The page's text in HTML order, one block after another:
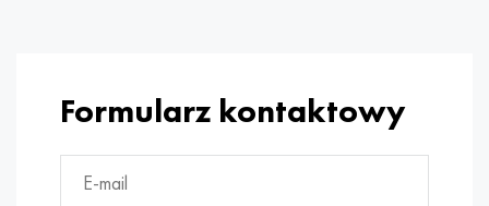
Formularz kontaktowy